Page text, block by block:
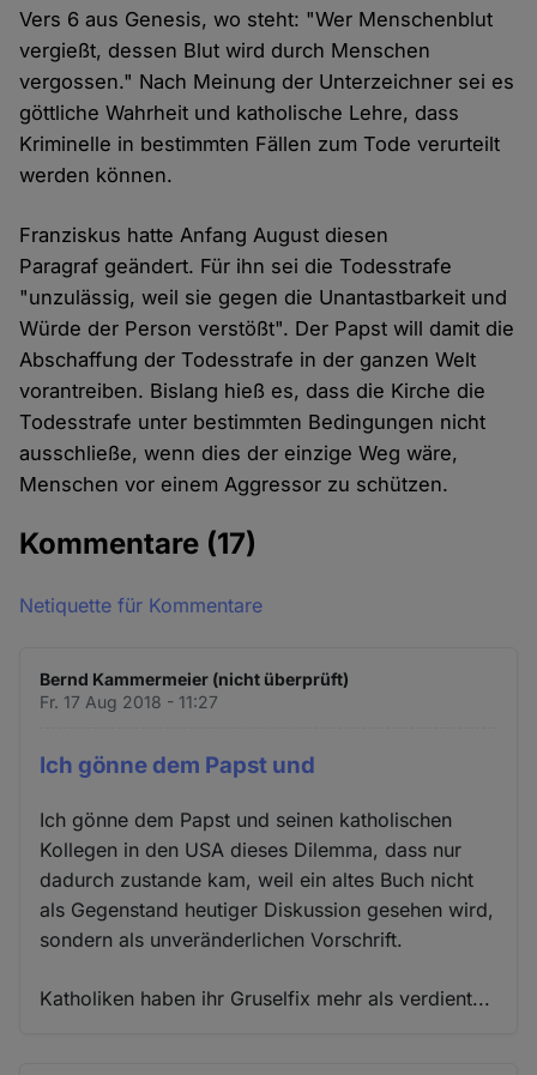
Vers 6 aus Genesis, wo steht: "Wer Menschenblut
vergießt, dessen Blut wird durch Menschen
vergossen." Nach Meinung der Unterzeichner sei es
göttliche Wahrheit und katholische Lehre, dass
Kriminelle in bestimmten Fällen zum Tode verurteilt
werden können.
Franziskus hatte Anfang August diesen
Paragraf geändert. Für ihn sei die Todesstrafe
"unzulässig, weil sie gegen die Unantastbarkeit und
Würde der Person verstößt". Der Papst will damit die
Abschaffung der Todesstrafe in der ganzen Welt
vorantreiben. Bislang hieß es, dass die Kirche die
Todesstrafe unter bestimmten Bedingungen nicht
ausschließe, wenn dies der einzige Weg wäre,
Menschen vor einem Aggressor zu schützen.
Kommentare (17)
Netiquette für Kommentare
Bernd Kammermeier (nicht überprüft)
Fr. 17 Aug 2018 - 11:27
Ich gönne dem Papst und
Ich gönne dem Papst und seinen katholischen
Kollegen in den USA dieses Dilemma, dass nur
dadurch zustande kam, weil ein altes Buch nicht
als Gegenstand heutiger Diskussion gesehen wird,
sondern als unveränderlichen Vorschrift.
Katholiken haben ihr Gruselfix mehr als verdient...